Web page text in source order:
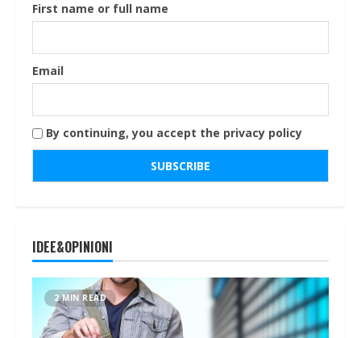
First name or full name
Email
By continuing, you accept the privacy policy
IDEE&OPINIONI
2 MIN READ